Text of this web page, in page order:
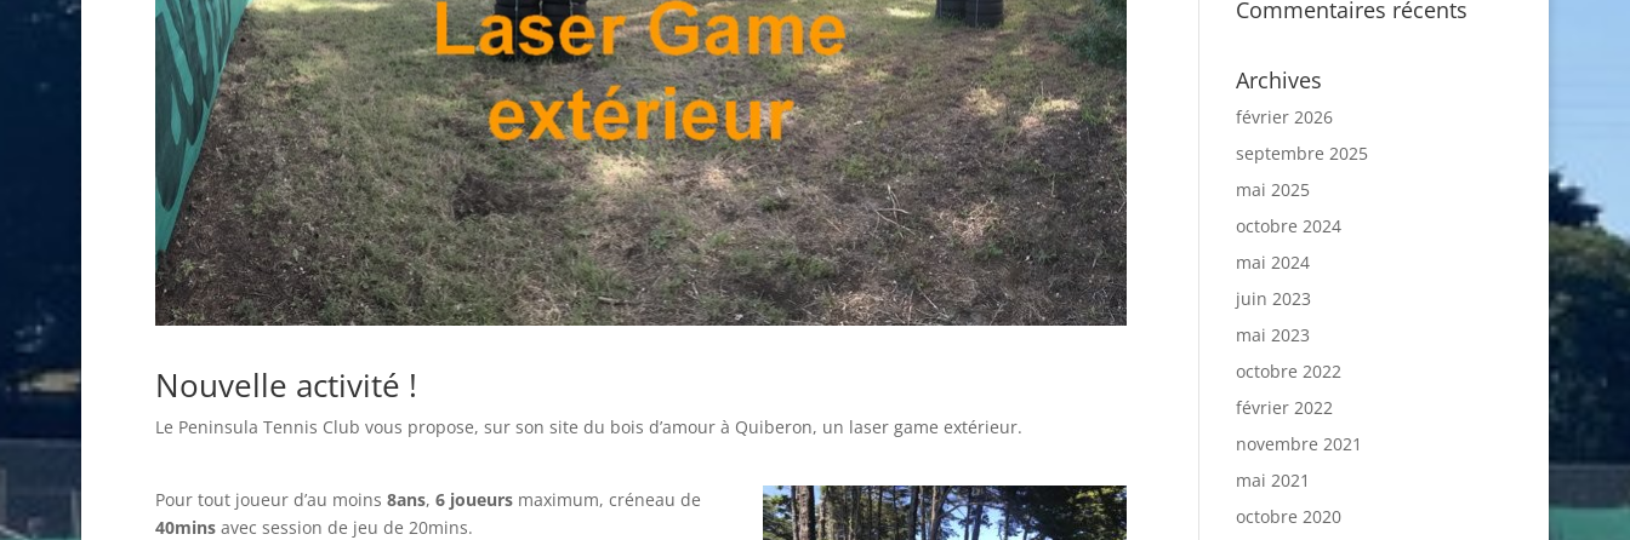
Nouvelle activité !
Le Peninsula Tennis Club vous propose, sur son site du bois d’amour à Quiberon, un laser game extérieur.
Pour tout joueur d’au moins 8ans, 6 joueursmaximum, créneau de
40minsavec session de jeu de 20mins.
Commentaires récents
Archives
février 2026
septembre 2025
mai 2025
octobre 2024
mai 2024
juin 2023
mai 2023
octobre 2022
février 2022
novembre 2021
mai 2021
octobre 2020